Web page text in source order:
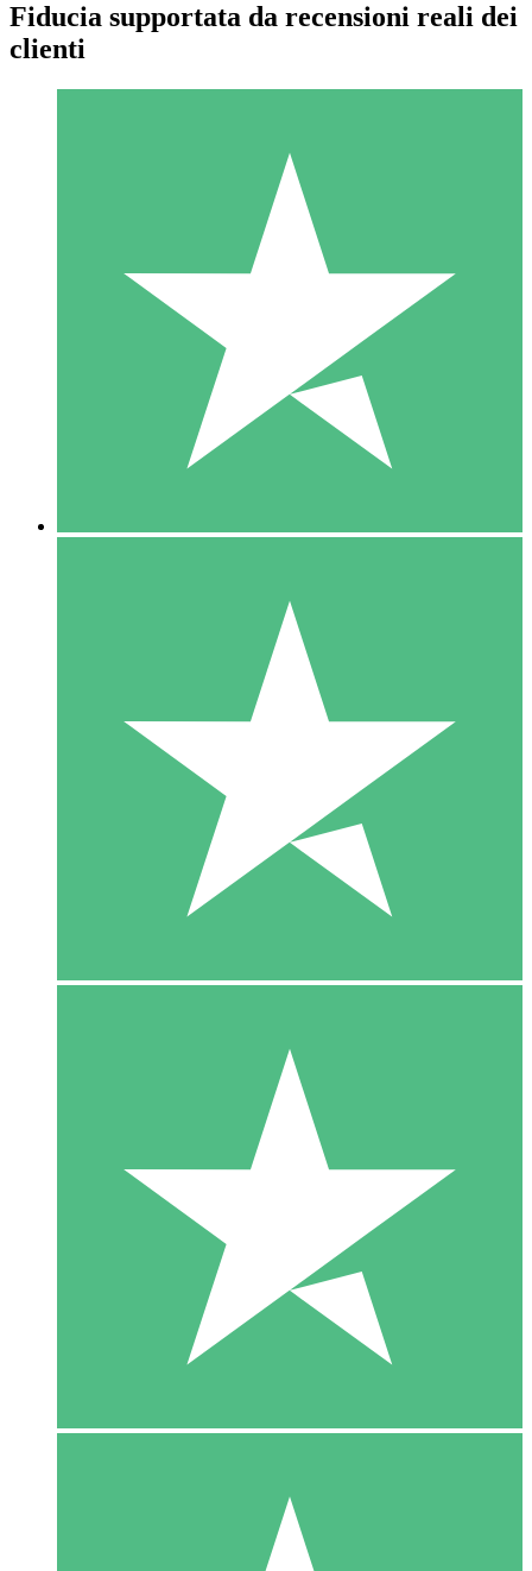
Pacchetti di Crediti Individuali
Paga a consumo con crediti di download. Nessun impegno
1 Download
10
US$1500
10 Download
20
Fiducia supportata da recensioni reali dei
clienti